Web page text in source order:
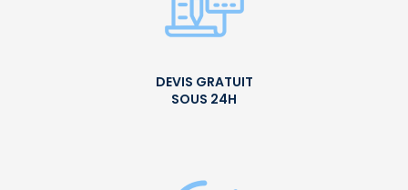
DEVIS GRATUIT
SOUS 24H